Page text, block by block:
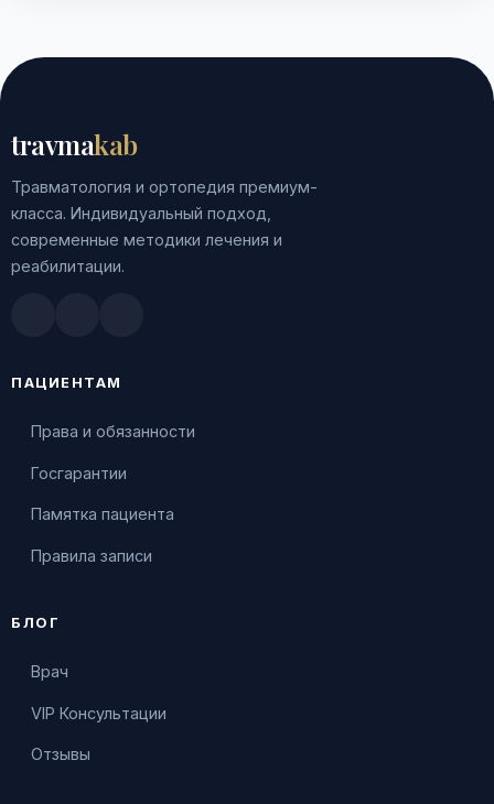
travmakab
Травматология и ортопедия премиум-
класса. Индивидуальный подход,
современные методики лечения и
реабилитации.
ПАЦИЕНТАМ
Права и обязанности
Госгарантии
Памятка пациента
Правила записи
БЛОГ
Врач
VIP Консультации
Отзывы